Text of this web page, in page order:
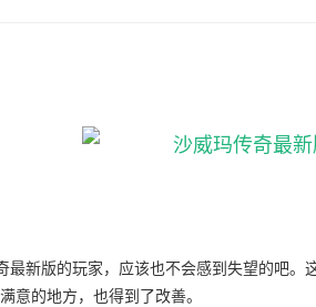
新版的玩家，应该也不会感到失望的吧。
的地方，也得到了改善。